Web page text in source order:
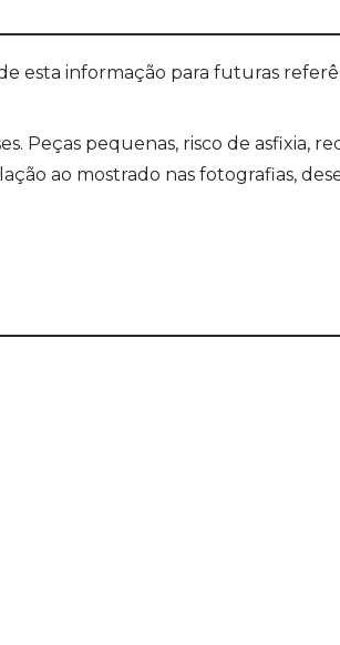
esta informação para futuras
Peças pequenas, risco de asfixia,
ao mostrado nas fotografias,